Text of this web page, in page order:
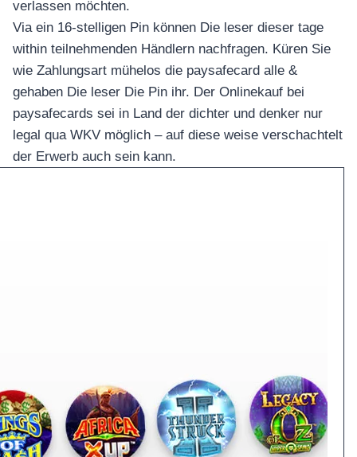
verlassen möchten.
Via ein 16-stelligen Pin können Die leser dieser tage
within teilnehmenden Händlern nachfragen. Küren Sie
wie Zahlungsart mühelos die paysafecard alle &
gehaben Die leser Die Pin ihr. Der Onlinekauf bei
paysafecards sei in Land der dichter und denker nur
legal qua WKV möglich – auf diese weise verschachtelt
der Erwerb auch sein kann.